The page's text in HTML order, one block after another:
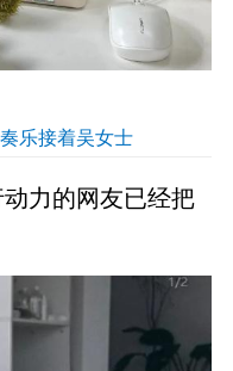
乐接着吴女士
力的网友已经把